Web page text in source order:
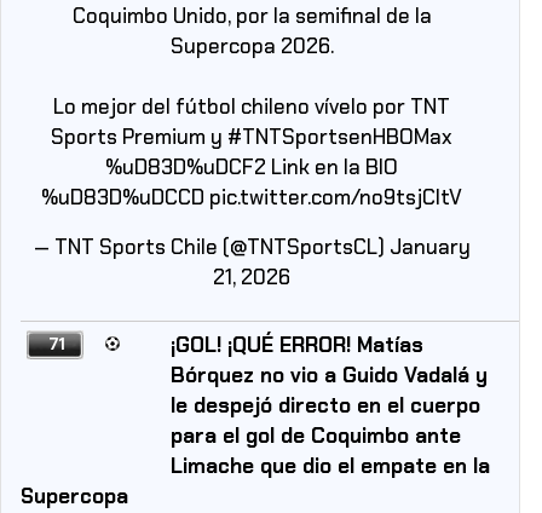
Coquimbo Unido, por la semifinal de la
Supercopa 2026.
Lo mejor del fútbol chileno vívelo por TNT
Sports Premium y #TNTSportsenHBOMax
%uD83D%uDCF2 Link en la BIO
%uD83D%uDCCD pic.twitter.com/no9tsjCltV
— TNT Sports Chile (@TNTSportsCL) January
21, 2026
71
¡GOL! ¡QUÉ ERROR! Matías
Bórquez no vio a Guido Vadalá y
le despejó directo en el cuerpo
para el gol de Coquimbo ante
Limache que dio el empate en la
Supercopa